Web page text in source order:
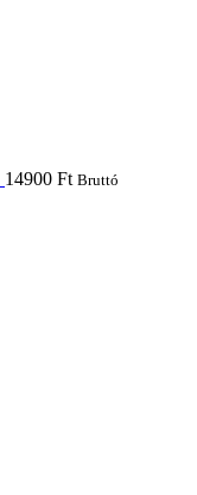
14900 Ft Bruttó